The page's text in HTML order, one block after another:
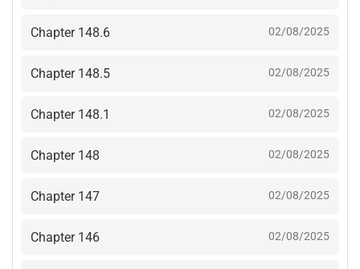
Chapter 148.6 02/08/2025
Chapter 148.5 02/08/2025
Chapter 148.1 02/08/2025
Chapter 148 02/08/2025
Chapter 147 02/08/2025
Chapter 146 02/08/2025